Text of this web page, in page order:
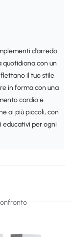
d'arredo
con un
il tuo stile
in forma con una
cardio e
ai più piccoli, con
educativi per ogni